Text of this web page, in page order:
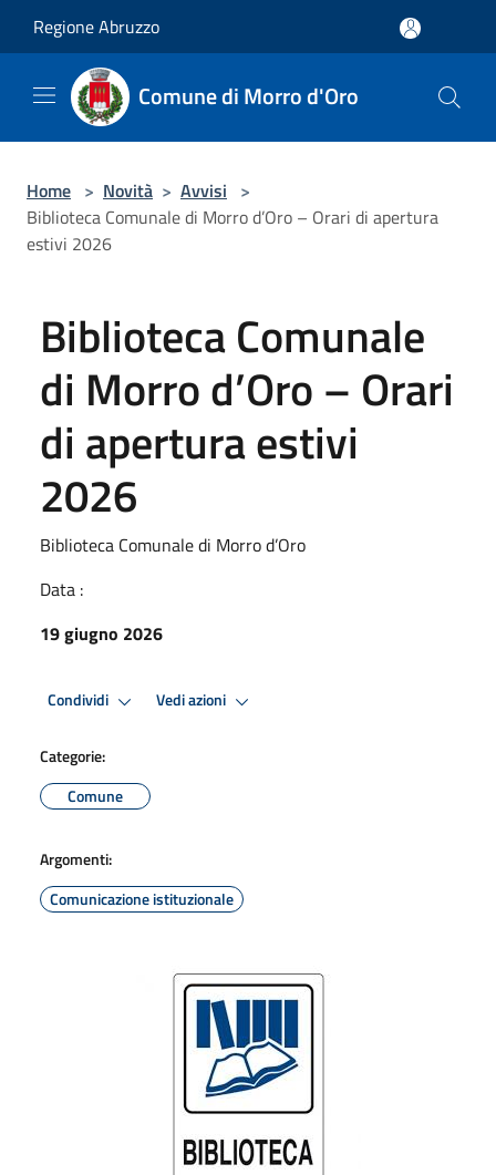
Regione Abruzzo
Comune di Morro d'Oro
Home > Novità > Avvisi >
Biblioteca Comunale di Morro d’Oro – Orari di apertura
estivi 2026
Biblioteca Comunale
di Morro d’Oro – Orari
di apertura estivi
2026
Biblioteca Comunale di Morro d’Oro
Data :
19 giugno 2026
Condividi Vedi azioni
Categorie:
Comune
Argomenti:
Comunicazione istituzionale